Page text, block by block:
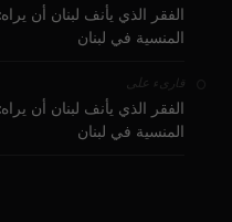
الفقر الذي يأنف لبنان أن
المنسية في لبنان
قارىء على
الفقر الذي يأنف لبنان أن
المنسية في لبنان